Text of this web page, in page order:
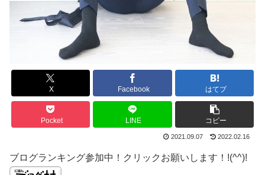
X Facebook はてブ
Pocket LINE コピー
2021.09.07 2022.02.16
ブログランキング参加中！クリックお願いします！!(^^)!